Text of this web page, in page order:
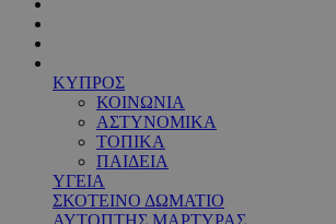
ΚΥΠΡΟΣ
ΚΟΙΝΩΝΙΑ
ΑΣΤΥΝΟΜΙΚΑ
ΤΟΠΙΚΑ
ΠΑΙΔΕΙΑ
ΥΓΕΙΑ
ΣΚΟΤΕΙΝΟ ΔΩΜΑΤΙΟ